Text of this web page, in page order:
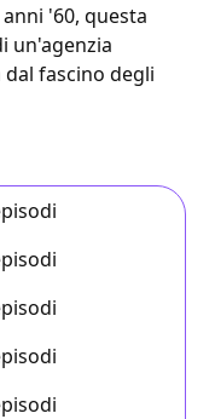
'60, questa
un'agenzia
fascino degli